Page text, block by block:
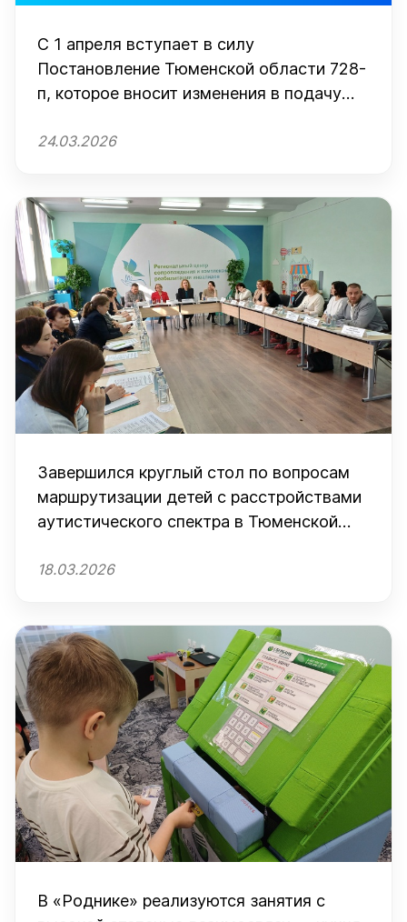
С 1 апреля вступает в силу
Постановление Тюменской области 728-
п, которое вносит изменения в подачу
24.03.2026
Завершился круглый стол по вопросам
маршрутизации детей с расстройствами
аутистического спектра в Тюменской
18.03.2026
В «Роднике» реализуются занятия с